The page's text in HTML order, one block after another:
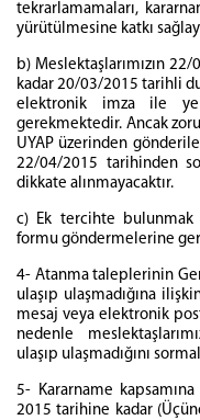
tekrarlamamaları,
yürütülmesine katkı
b) Meslektaşlarımızın
kadar 20/03/2015 tarihli
elektronik imza ile
gerekmektedir. Ancak
UYAP üzerinden
22/04/2015 tarihinden
dikkate alınmayacaktır.
c) Ek tercihte
formu göndermelerine
4- Atanma taleplerinin
ulaşıp ulaşmadığına
mesaj veya elektronik
nedenle
ulaşıp ulaşmadığını
5- Kararname
2015 tarihine kadar